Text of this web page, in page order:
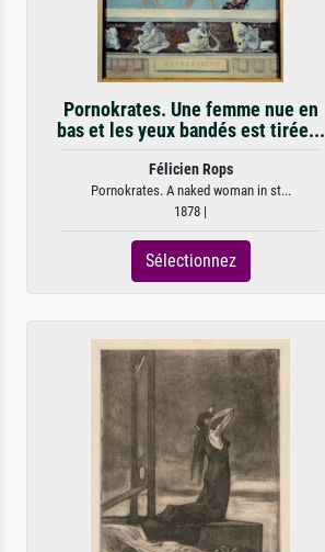
Pornokrates. Une femme nue en
bas et les yeux bandés est tirée...
Félicien Rops
Pornokrates. A naked woman in st...
1878 |
Sélectionnez